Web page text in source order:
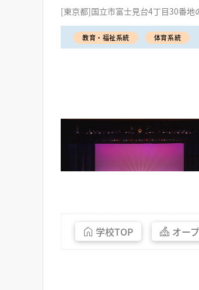
[東京都]国立市富士見台4丁目30番地
教育・福祉系統 体育系統
学校TOP オー